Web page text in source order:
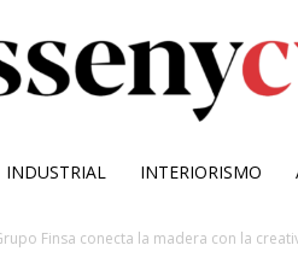
INDUSTRIAL INTERIORISMO
Finsa conecta la madera con la